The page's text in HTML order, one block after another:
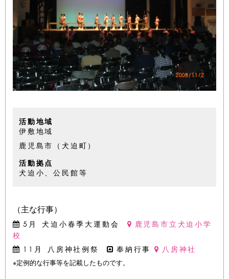
活動地域
伊敷地域
鹿児島市（犬迫町）
活動拠点
犬迫小、公民館等
（主な行事）
5月 犬迫小春季大運動会
鹿児島市立犬迫小学
校
11月
八房神社例祭 奉納行事 八房神社
※定例的な行事等を記載したものです。